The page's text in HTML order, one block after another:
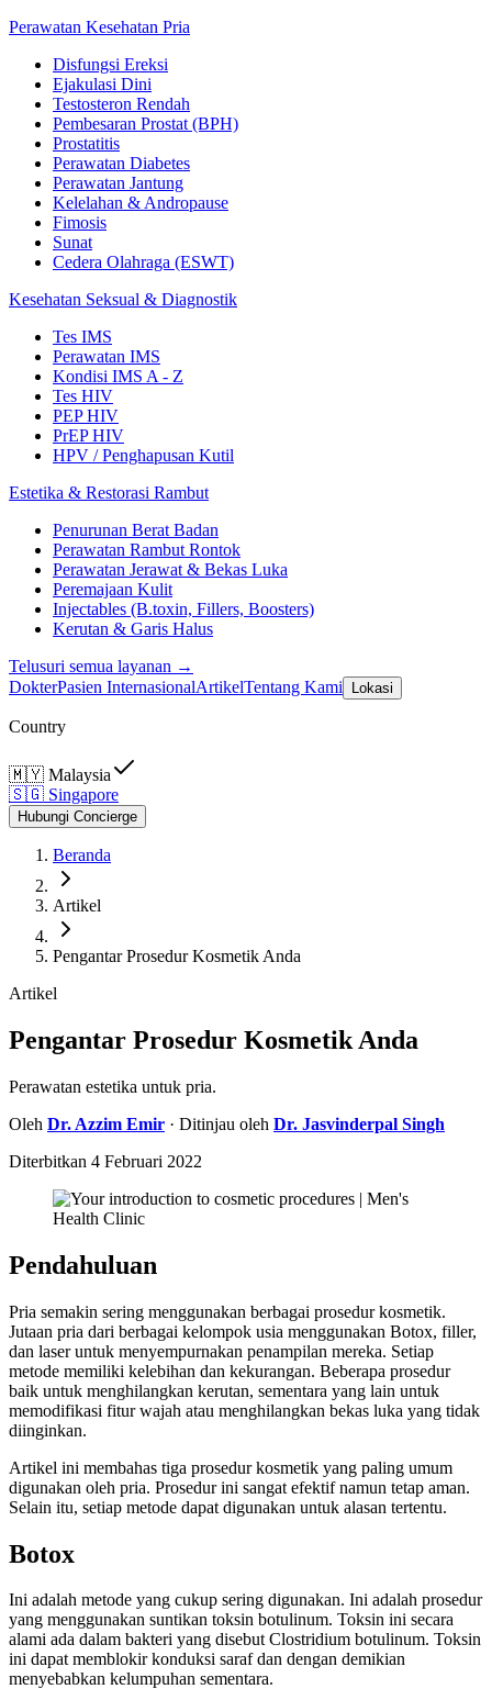
Perawatan Kesehatan Pria
Disfungsi Ereksi
Ejakulasi Dini
Testosteron Rendah
Pembesaran Prostat (BPH)
Prostatitis
Perawatan Diabetes
Perawatan Jantung
Kelelahan & Andropause
Fimosis
Sunat
Cedera Olahraga (ESWT)
Kesehatan Seksual & Diagnostik
Tes IMS
Perawatan IMS
Kondisi IMS A - Z
Tes HIV
PEP HIV
PrEP HIV
HPV / Penghapusan Kutil
Estetika & Restorasi Rambut
Penurunan Berat Badan
Perawatan Rambut Rontok
Perawatan Jerawat & Bekas Luka
Peremajaan Kulit
Injectables (B.toxin, Fillers, Boosters)
Kerutan & Garis Halus
Telusuri semua layanan →
DokterPasien InternasionalArtikelTentang Kami Lokasi
Country
🇲🇾 Malaysia
🇸🇬 Singapore
Hubungi Concierge
Beranda
Artikel
Pengantar Prosedur Kosmetik Anda
Artikel
Pengantar Prosedur Kosmetik Anda
Perawatan estetika untuk pria.
Oleh Dr. Azzim Emir · Ditinjau oleh Dr. Jasvinderpal Singh
Diterbitkan 4 Februari 2022
Pendahuluan
Pria semakin sering menggunakan berbagai prosedur kosmetik.
Jutaan pria dari berbagai kelompok usia menggunakan Botox, filler,
dan laser untuk menyempurnakan penampilan mereka. Setiap
metode memiliki kelebihan dan kekurangan. Beberapa prosedur
baik untuk menghilangkan kerutan, sementara yang lain untuk
memodifikasi fitur wajah atau menghilangkan bekas luka yang tidak
diinginkan.
Artikel ini membahas tiga prosedur kosmetik yang paling umum
digunakan oleh pria. Prosedur ini sangat efektif namun tetap aman.
Selain itu, setiap metode dapat digunakan untuk alasan tertentu.
Botox
Ini adalah metode yang cukup sering digunakan. Ini adalah prosedur
yang menggunakan suntikan toksin botulinum. Toksin ini secara
alami ada dalam bakteri yang disebut Clostridium botulinum. Toksin
ini dapat memblokir konduksi saraf dan dengan demikian
menyebabkan kelumpuhan sementara.